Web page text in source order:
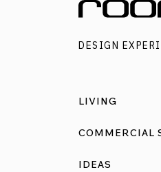
DESIGN
LIVING
COMMERCIAL
IDEAS